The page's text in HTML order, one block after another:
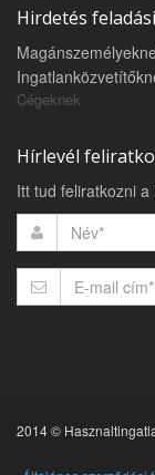
Hirdetés
Cégeknek
Hírlevél
Itt tud feliratkozni
2014 ©